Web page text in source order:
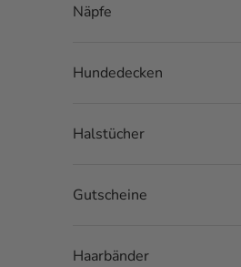
Näpfe
Hundedecken
Halstücher
Gutscheine
Haarbänder